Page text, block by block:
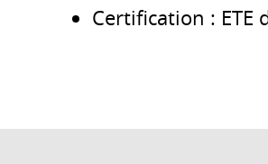
Certification : ETE